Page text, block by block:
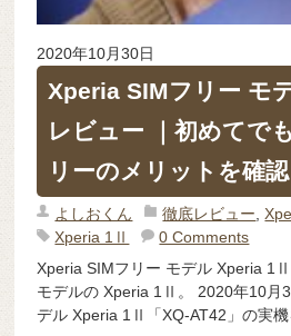
2020年10月30日
Xperia SIMフリー モ
レビュー ｜初めてで
リーのメリットを確認
よしおくん 徹底レビュー ,
Xperia 1Ⅱ
0 Comments
Xperia SIMフリー モデル Xperia
モデルの Xperia 1Ⅱ。 2020年10月
デル Xperia 1Ⅱ「XQ-AT42」の実